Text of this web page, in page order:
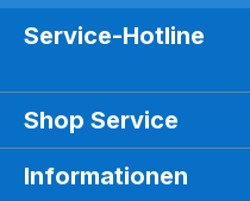
Service-Hotline
Shop Service
Informationen